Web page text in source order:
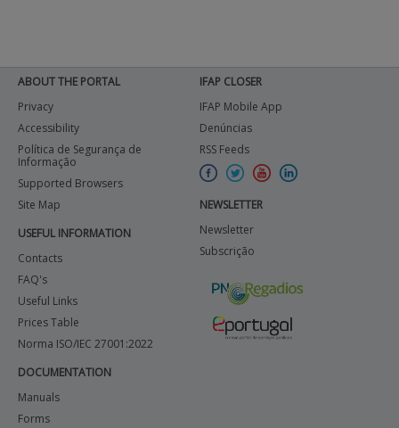
ABOUT THE PORTAL
Privacy
Accessibility
Política de Segurança de
Informação
Supported Browsers
Site Map
USEFUL INFORMATION
Contacts
FAQ's
Useful Links
Prices Table
Norma ISO/IEC 27001:2022
DOCUMENTATION
Manuals
Forms
IFAP CLOSER
IFAP Mobile App
Denúncias
RSS Feeds
NEWSLETTER
Newsletter
Subscrição